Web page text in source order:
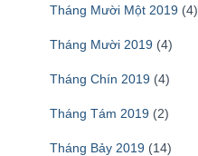
Tháng Mười Một 2019 (4)
Tháng Mười 2019 (4)
Tháng Chín 2019 (4)
Tháng Tám 2019 (2)
Tháng Bảy 2019 (14)